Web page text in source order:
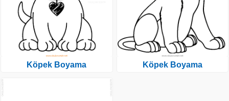
Köpek Boyama Köpek Boyama